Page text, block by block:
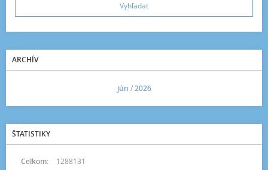
ARCHÍV
jún /2026
ŠTATISTIKY
Celkom: 1288131